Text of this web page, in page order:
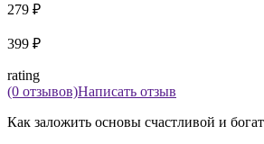
279 ₽
399 ₽
rating
(0 отзывов)Написать отзыв
Как заложить основы счастливой и